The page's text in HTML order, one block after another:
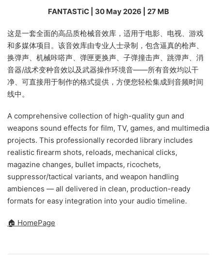
FANTASTiC | 30 May 2026 | 27 MB
这是一套全面的高品质枪械音效库，适用于电影、电视、游戏
和多媒体项目。该音效库由专业人士录制，包含逼真的枪声、
换弹声、机械咔嗒声、弹匣更换声、子弹撞击声、跳弹声、消
音器/战术变种音效以及武器操作环境音——所有音效均以干
净、可直接用于制作的格式提供，方便您轻松集成到音频时间
线中。
A comprehensive collection of high-quality gun and
weapons sound effects for film, TV, games, and multimedia
projects. This professionally recorded library includes
realistic firearm shots, reloads, mechanical clicks,
magazine changes, bullet impacts, ricochets,
suppressor/tactical variants, and weapon handling
ambiences — all delivered in clean, production-ready
formats for easy integration into your audio timeline.
🏠 HomePage